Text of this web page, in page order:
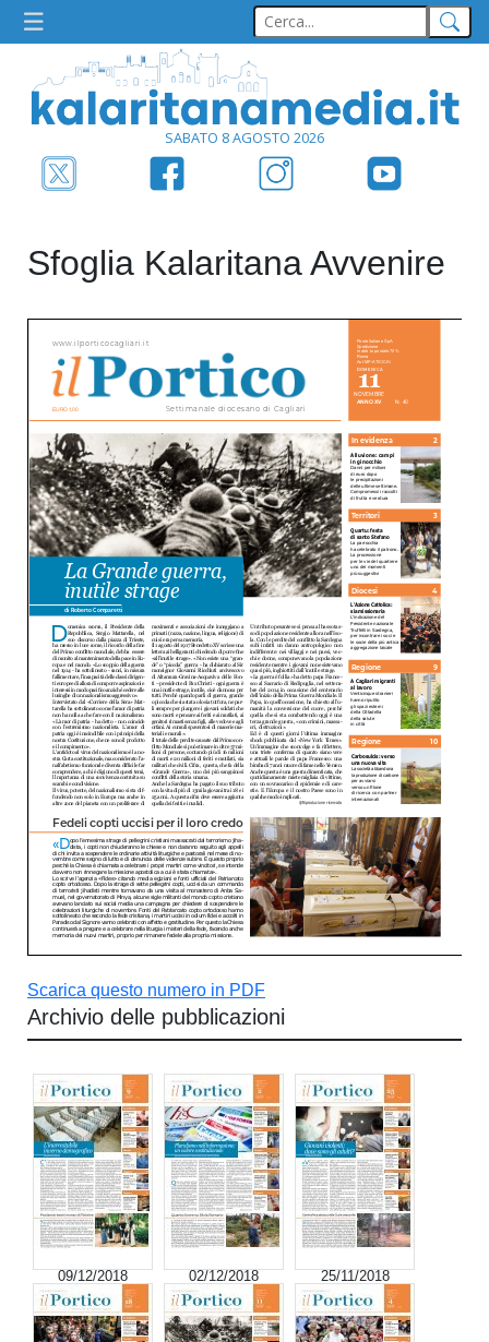
SABATO 8 AGOSTO 2026
Sfoglia Kalaritana Avvenire
Scarica questo numero in PDF
Archivio delle pubblicazioni
09/12/2018 02/12/2018 25/11/2018